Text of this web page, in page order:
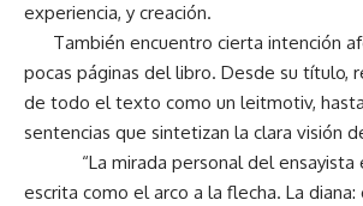
experiencia, y creación.
También encuentro cierta intención
pocas páginas del libro. Desde su título,
de todo el texto como un leitmotiv,
sentencias que sintetizan la clara visión
“La mirada personal del ensayista
escrita como el arco a la flecha. La diana: